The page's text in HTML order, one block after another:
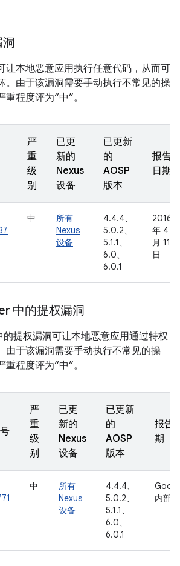
让本地恶意应用执行任意代码，从而可
。由于该漏洞需要手动执行不常见的操
程度评为“中”。
严
重
级
别
已更
新的
Nexus
设备
已更新
的
AOSP
版本
报告
日期
中
所有
Nexus
设备
4.4.4、
5.0.2、
5.1.1、
6.0、
6.0.1
2016
年 4
月 11
日
中的提权漏洞
提权漏洞可让本地恶意应用通过特权
由于该漏洞需要手动执行不常见的操
程度评为“中”。
严
重
级
别
已更
新的
Nexus
设备
已更新
的
AOSP
版本
报告
期
中
所有
Nexus
设备
4.4.4、
5.0.2、
5.1.1、
6.0、
6.0.1
内部